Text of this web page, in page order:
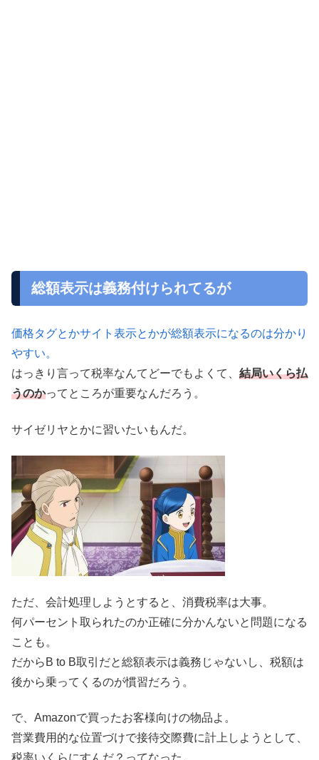
総額表示は義務付けられてるが
価格タグとかサイト表示とかが総額表示になるのは分かり
やすい。
はっきり言って税率なんてどーでもよくて、 結局いくら払
うのかってところが重要なんだろう。
サイゼリヤとかに習いたいもんだ。
ただ、会計処理しようとすると、消費税率は大事。
何パーセント取られたのか正確に分かんないと問題になる
ことも。
だからB to B取引だと総額表示は義務じゃないし、税額は
後から乗ってくるのが慣習だろう。
で、Amazonで買ったお客様向けの物品よ。
営業費用的な位置づけで接待交際費に計上しようとして、
税率いくらにすんだ？ってなった。